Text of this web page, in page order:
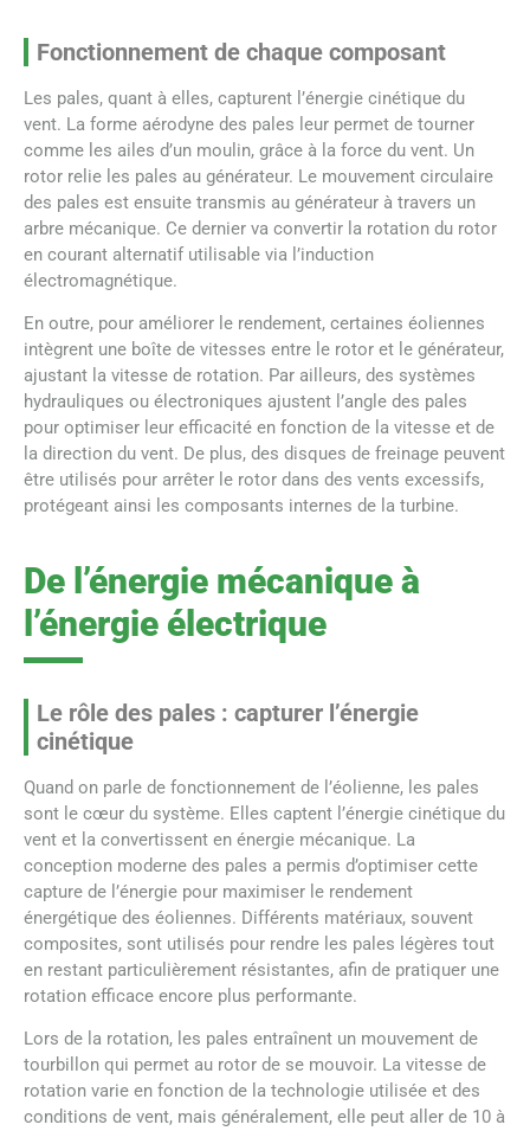
Fonctionnement de chaque composant
Les pales, quant à elles, capturent l’énergie cinétique du
vent. La forme aérodyne des pales leur permet de tourner
comme les ailes d’un moulin, grâce à la force du vent. Un
rotor relie les pales au générateur. Le mouvement circulaire
des pales est ensuite transmis au générateur à travers un
arbre mécanique. Ce dernier va convertir la rotation du rotor
en courant alternatif utilisable via l’induction
électromagnétique.
En outre, pour améliorer le rendement, certaines éoliennes
intègrent une boîte de vitesses entre le rotor et le générateur,
ajustant la vitesse de rotation. Par ailleurs, des systèmes
hydrauliques ou électroniques ajustent l’angle des pales
pour optimiser leur efficacité en fonction de la vitesse et de
la direction du vent. De plus, des disques de freinage peuvent
être utilisés pour arrêter le rotor dans des vents excessifs,
protégeant ainsi les composants internes de la turbine.
De l’énergie mécanique à
l’énergie électrique
Le rôle des pales : capturer l’énergie
cinétique
Quand on parle de fonctionnement de l’éolienne, les pales
sont le cœur du système. Elles captent l’énergie cinétique du
vent et la convertissent en énergie mécanique. La
conception moderne des pales a permis d’optimiser cette
capture de l’énergie pour maximiser le rendement
énergétique des éoliennes. Différents matériaux, souvent
composites, sont utilisés pour rendre les pales légères tout
en restant particulièrement résistantes, afin de pratiquer une
rotation efficace encore plus performante.
Lors de la rotation, les pales entraînent un mouvement de
tourbillon qui permet au rotor de se mouvoir. La vitesse de
rotation varie en fonction de la technologie utilisée et des
conditions de vent, mais généralement, elle peut aller de 10 à